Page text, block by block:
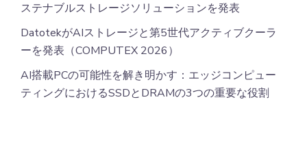
ステナブルストレージソリューションを発表
DatotekがAIストレージと第5世代アクティブクーラ
ーを発表（COMPUTEX 2026）
AI搭載PCの可能性を解き明かす：エッジコンピュー
ティングにおけるSSDとDRAMの3つの重要な役割